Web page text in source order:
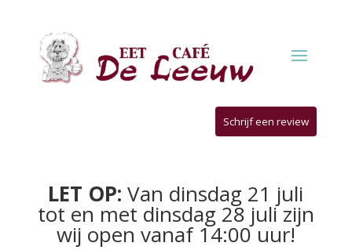
Schrijf een review
LET OP: Van dinsdag 21 juli
tot en met dinsdag 28 juli zijn
wij open vanaf 14:00 uur!